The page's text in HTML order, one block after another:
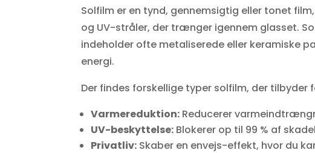
Solfilm er en tynd, gennemsigtig eller tonet
og UV-stråler, der trænger igennem glasset.
indeholder ofte metaliserede eller keramiske
energi.
Der findes forskellige typer solfilm, der tilbyder
Varmereduktion: Reducerer
UV-beskyttelse: Blokerer op til 99 % af
Privatliv: Skaber en envejs-effekt, hvor du